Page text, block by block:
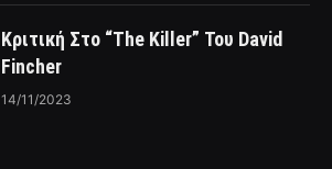
Κριτική Στο “The Killer” Του David
Fincher
14/11/2023